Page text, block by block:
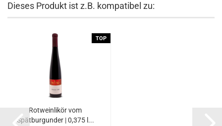
Dieses Produkt ist z.B. kompatibel zu:
TOP
Rotweinlikör vom
Spätburgunder | 0,375 l...